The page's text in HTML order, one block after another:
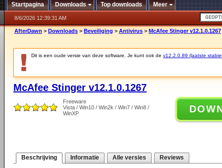
Startpagina Downloads Top downloads Meer
8/6/2026 12:39:31 AM
AfterDawn > Downloads > Beveiliging > Antivirus > McAfee Stinger v12.1.0.1267
Dit is een oude versie van deze software. Je kunt ook de v12.2.0.89 (laatste
McAfee Stinger v12.1.0.1267
Freeware
Vista / Win10 / Win2k / Win7 / Win8 /
WinXP
Beschrijving Informatie Alle versies Reviews